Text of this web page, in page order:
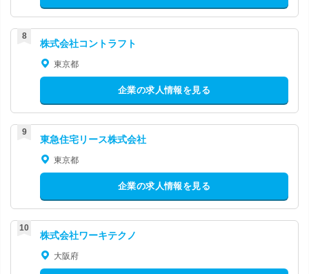
株式会社コントラフト
東京都
企業の求人情報を見る
東急住宅リース株式会社
東京都
企業の求人情報を見る
株式会社ワーキテクノ
大阪府